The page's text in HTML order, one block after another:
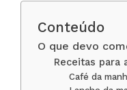
Conteúdo
O que devo
Receitas para
Café da